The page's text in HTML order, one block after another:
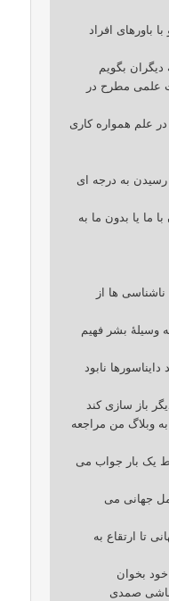
باورهای افراد
بگویم
علمی مطرح در
در علم همواره کاری
به درجه ای
ما یا بدون ما به
ها از
وسیلۀ بشر فهیم
نابود
باز سازی کند
وبلاگ من مراجعه
یک بار جواب می
جهانی می
تا ارتقاع به
بخوان
باشی صمدی